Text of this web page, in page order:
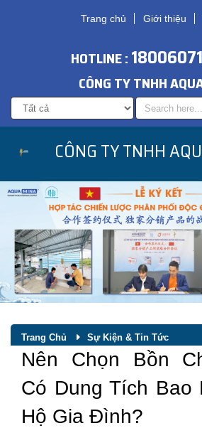
Trang chủ Giới thiệu
HOTLINE :
CÔNG TY TNHH
CÔNG TY TNHH
Trang Chủ Sự Kiện & Tin Tức
Nên Chọn Bồn
Có Dung Tích Bao
Hộ Gia Đình?